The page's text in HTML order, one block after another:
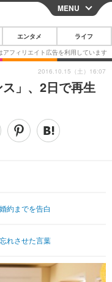
CLOSE
スマートフォン
その他
映画・ドラマ
ブログ
その他
MENU
エンタメ ライフ
」、2日で再生
約までを告白
れさせた言葉
2016.10.15（土）16:07